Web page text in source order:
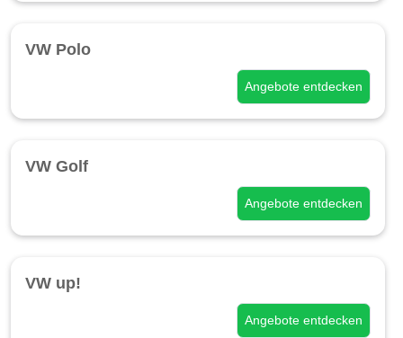
VW Polo
Angebote entdecken
VW Golf
Angebote entdecken
VW up!
Angebote entdecken